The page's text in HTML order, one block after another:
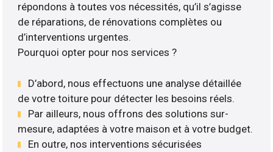
répondons à toutes vos nécessités, qu’il s’agisse
de réparations, de rénovations complètes ou
d’interventions urgentes.
Pourquoi opter pour nos services ?
D’abord, nous effectuons une analyse détaillée
de votre toiture pour détecter les besoins réels.
Par ailleurs, nous offrons des solutions sur-
mesure, adaptées à votre maison et à votre budget.
En outre, nos interventions sécurisées